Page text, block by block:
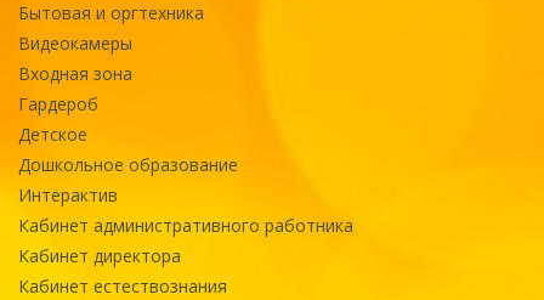
Бытовая и оргтехника
Видеокамеры
Входная зона
Гардероб
Детское
Дошкольное образование
Интерактив
Кабинет административного работника
Кабинет директора
Кабинет естествознания